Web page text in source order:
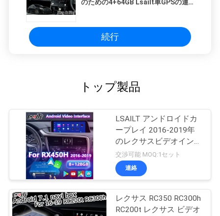
のための4+64GB Lsailt車GPSの運
続行
トップ製品
LSAILT アンドロイドカ
ープレイ 2016-2019年
のレクサスビデオインタ
ーフェース RX 350
RX450h RX200t RX350L
RX450L RX300 RX350
交渉可能 MOQ:1セット
連絡
レクサス RC350 RC300h
RC200t レクサス ビデオ